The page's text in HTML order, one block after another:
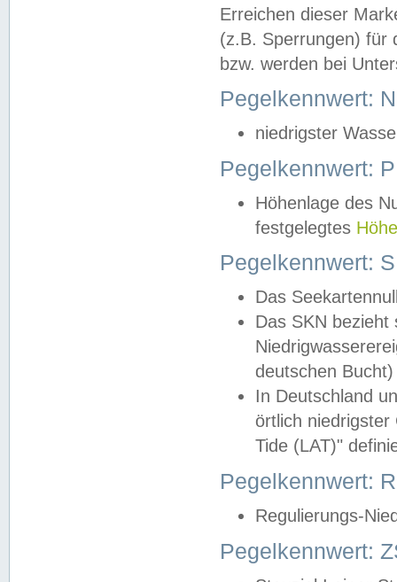
Erreichen dieser
(z.B. Sperrungen) für
bzw. werden bei
Pegelkennwert:
niedrigster
Pegelkennwert:
Höhenlage des
festgelegtes
Pegelkennwert:
Das
Das SKN
deutschen
In Deutschland
örtlich
Tide (LAT)"
Pegelkennwert:
Regulierungs-
Pegelkennwert: